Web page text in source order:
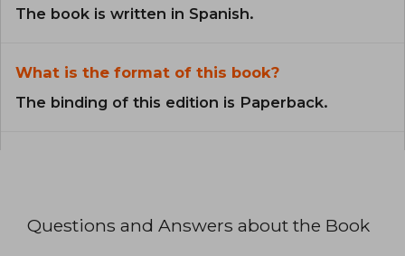
The book is written in Spanish.
What is the format of this book?
The binding of this edition is Paperback.
Questions and Answers about the Book